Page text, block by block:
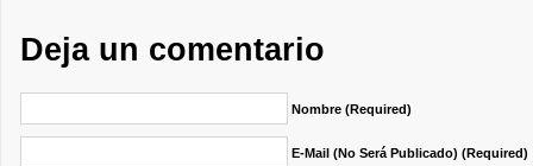
Deja un comentario
Nombre (required)
E-Mail (no Será Publicado) (required)